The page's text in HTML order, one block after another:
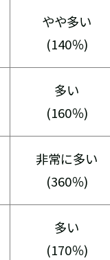
やや多い
(140％)
多い
(160％)
非常に多い
(360％)
多い
(170％)